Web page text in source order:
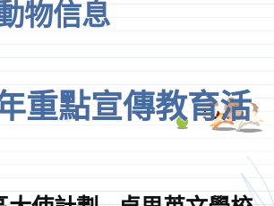
物信息
重點宣傳教育活